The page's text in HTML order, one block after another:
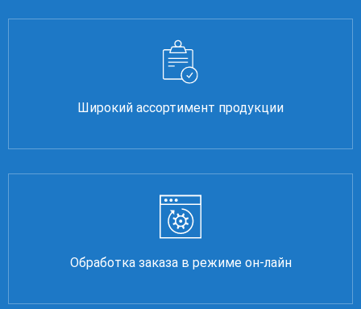
Широкий ассортимент продукции
Обработка заказа в режиме он-лайн